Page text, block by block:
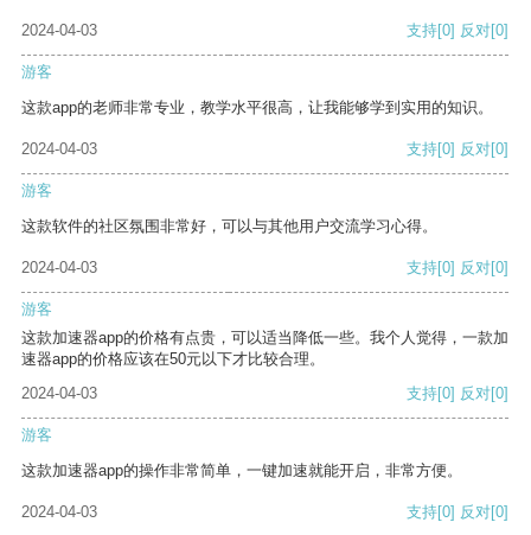
2024-04-03 支持[0] 反对[0]
游客
这款app的老师非常专业，教学水平很高，让我能够学到实用的知识。
2024-04-03 支持[0] 反对[0]
游客
这款软件的社区氛围非常好，可以与其他用户交流学习心得。
2024-04-03 支持[0] 反对[0]
游客
这款加速器app的价格有点贵，可以适当降低一些。我个人觉得，一款加
速器app的价格应该在50元以下才比较合理。
2024-04-03
支持[0] 反对[0]
游客
这款加速器app的操作非常简单，一键加速就能开启，非常方便。
2024-04-03 支持[0] 反对[0]